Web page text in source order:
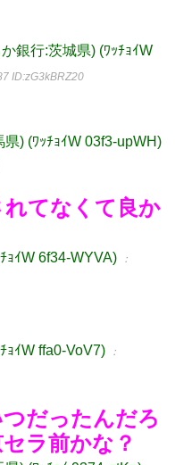
銀行:茨城県) (ﾜｯﾁｮｲW
ID:zG3kBRZ20
) (ﾜｯﾁｮｲW 03f3-upWH)
てなくて良か
ｮｲW 6f34-WYVA) ：
ｮｲW ffa0-VoV7) ：
だったんだろ
ラ前かな？